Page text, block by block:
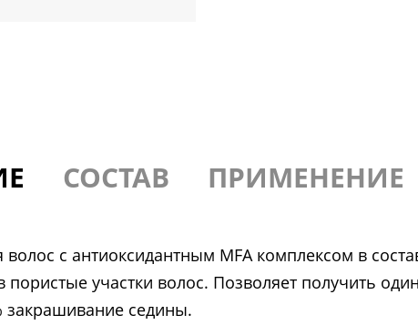
СОСТАВ ПРИМЕНЕНИЕ
с антиоксидантным MFA комплексом в
участки волос. Позволяет получить
седины.